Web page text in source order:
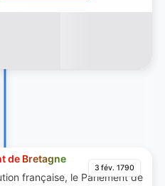
3 fév. 1790
de Bretagne
française, le Parlement de